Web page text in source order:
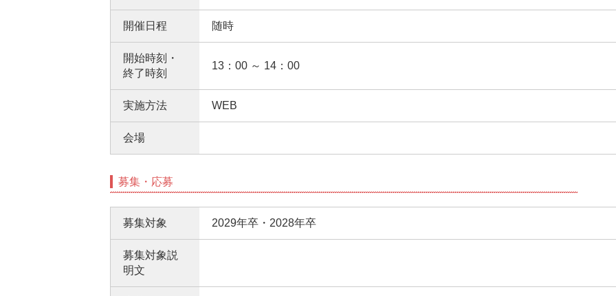
開催日程 随時
開始時刻・
終了時刻
13：00 ～ 14：00
実施方法 WEB
会場
募集・応募
募集対象 2029年卒・2028年卒
募集対象説
明文